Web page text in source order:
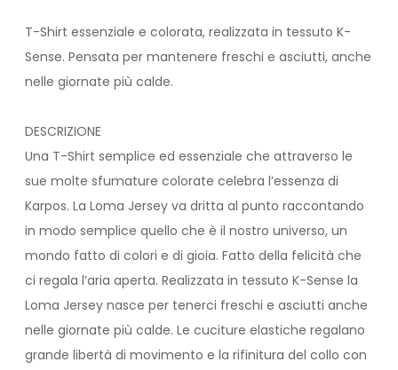
T-Shirt essenziale e colorata, realizzata in tessuto K-
Sense. Pensata per mantenere freschi e asciutti, anche
nelle giornate più calde.
DESCRIZIONE
Una T-Shirt semplice ed essenziale che attraverso le
sue molte sfumature colorate celebra l’essenza di
Karpos. La Loma Jersey va dritta al punto raccontando
in modo semplice quello che è il nostro universo, un
mondo fatto di colori e di gioia. Fatto della felicità che
ci regala l’aria aperta. Realizzata in tessuto K-Sense la
Loma Jersey nasce per tenerci freschi e asciutti anche
nelle giornate più calde. Le cuciture elastiche regalano
grande libertà di movimento e la rifinitura del collo con